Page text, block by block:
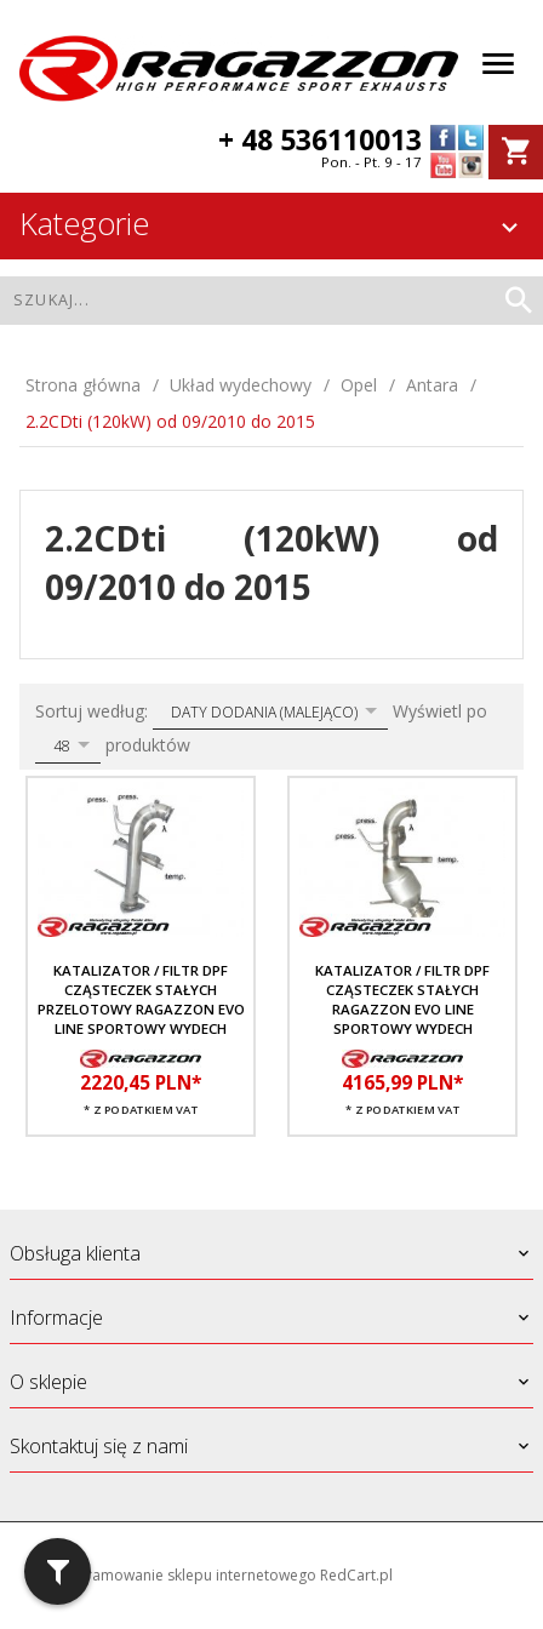
+ 48 536110013
Pon. - Pt. 9 - 17
Kategorie
Strona główna Układ wydechowy Opel
Antara
2.2CDti (120kW) od 09/2010 do 2015
2.2CDti (120kW) od
09/2010 do 2015
Sortuj według: sortDATY DODANIA (MALEJĄCO) Wyświetl po
48 produktów
KATALIZATOR / FILTR DPF
CZĄSTECZEK STAŁYCH
PRZELOTOWY RAGAZZON EVO
LINE SPORTOWY WYDECH
2220,45 PLN*
* Z PODATKIEM VAT
KATALIZATOR / FILTR DPF
CZĄSTECZEK STAŁYCH
RAGAZZON EVO LINE
SPORTOWY WYDECH
4165,99 PLN*
* Z PODATKIEM VAT
Obsługa klienta
Informacje
O sklepie
Skontaktuj się z nami
oprogramowanie sklepu internetowego RedCart.pl